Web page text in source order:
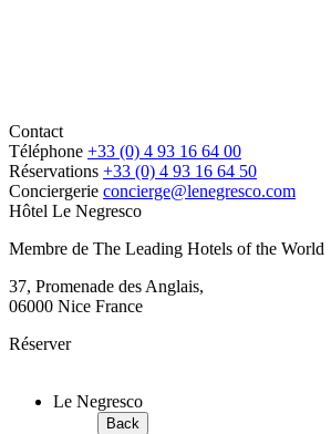
Contact
Téléphone +33 (0) 4 93 16 64 00
Réservations +33 (0) 4 93 16 64 50
Conciergerie concierge@lenegresco.com
Hôtel Le Negresco
Membre de The Leading Hotels of the World
37, Promenade des Anglais,
06000 Nice France
Réserver
Le Negresco
Back